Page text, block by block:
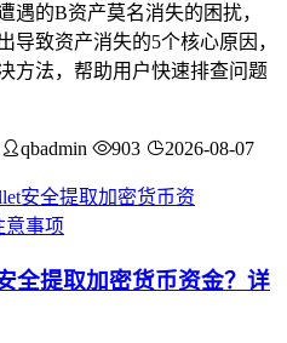
遇的B资产莫名消失的困扰，
导致资产消失的5个核心原因，
方法，帮助用户快速排查问题
qbadmin 903 2026-08-07
全提取加密货币资金？详